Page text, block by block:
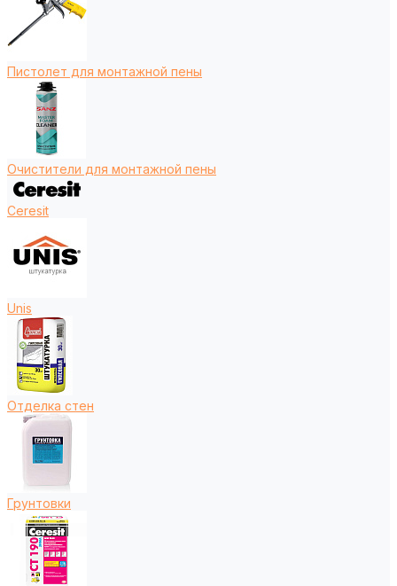
Пистолет для монтажной пены
Очистители для монтажной пены
Ceresit
Unis
Отделка стен
Грунтовки